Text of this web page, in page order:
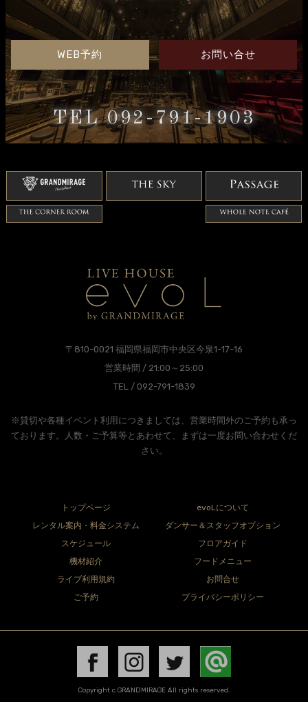
WEB予約 お問い合せ
TEL 092-791-1903
〒810-0021 福岡県福岡市中央区今泉1-17-16
営業時間 / 21:00～25:00
TEL / 092-791-1839
※貸切や各種イベント利用につきましては、営業時間外のご予約も承っ
ております。人数・ご予算等とあわせて、まずは一度お問い合わせくだ
さい。
トップページ
evoLについて
レンタル案内・料金システム
ダンサー＆スタッフオプション
スケジュール
フロアガイド
機材紹介
フードメニュー
ライブ利用規約
お問合せ
ご予約
プライバシーポリシー
Copyright c GRANDMIRAGE All rights reserved.